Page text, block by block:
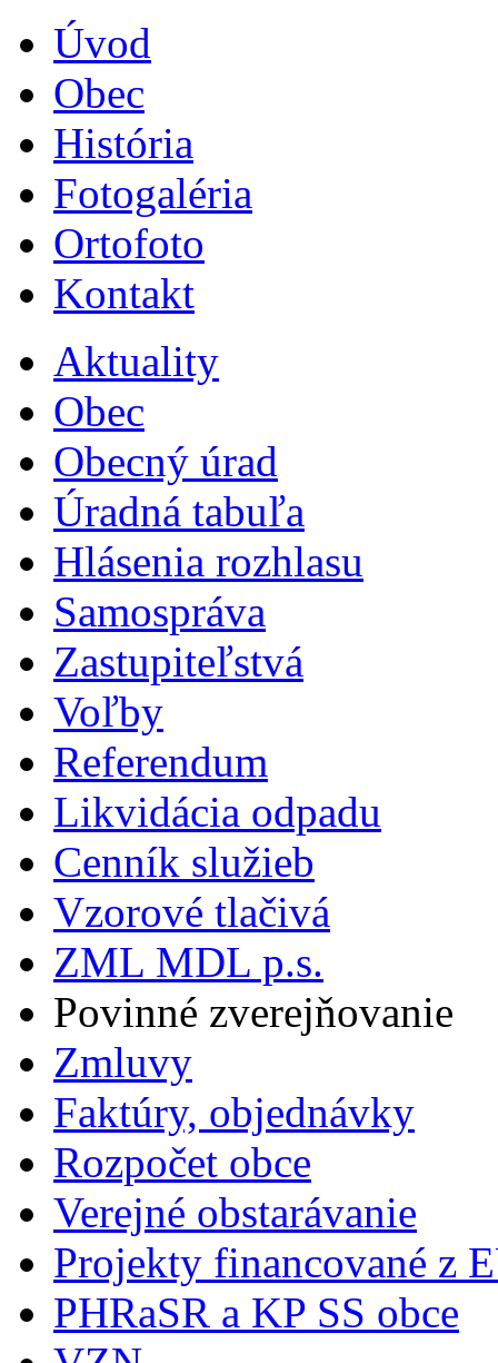
Úvod
Obec
História
Fotogaléria
Ortofoto
Kontakt
Aktuality
Obec
Obecný úrad
Úradná tabuľa
Hlásenia rozhlasu
Samospráva
Zastupiteľstvá
Voľby
Referendum
Likvidácia odpadu
Cenník služieb
Vzorové tlačivá
ZML MDL p.s.
Povinné zverejňovanie
Zmluvy
Faktúry, objednávky
Rozpočet obce
Verejné obstarávanie
Projekty financované z
PHRaSR a KP SS obce